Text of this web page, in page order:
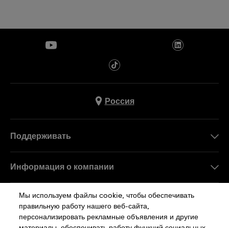
Россия
Поддерживать
Информация о компании
Работа в Swatch
Sitemap
Мы используем файлы cookie, чтобы обеспечивать
правильную работу нашего веб-сайта,
персонализировать рекламные объявления и другие